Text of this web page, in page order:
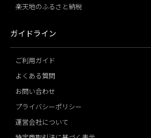
楽天地のふるさと納税
ガイドライン
ご利用ガイド
よくある質問
お問い合わせ
プライバシーポリシー
運営会社について